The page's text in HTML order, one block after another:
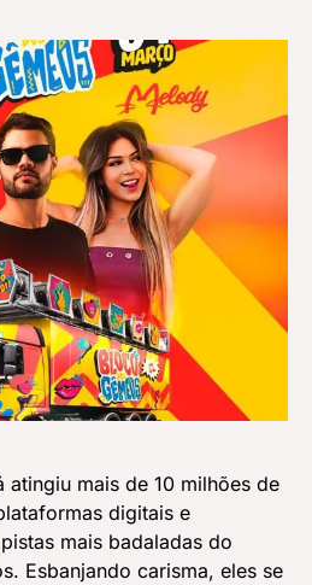
atingiu mais de 10 milhões de
digitais e
mais badaladas do
Esbanjando carisma, eles se